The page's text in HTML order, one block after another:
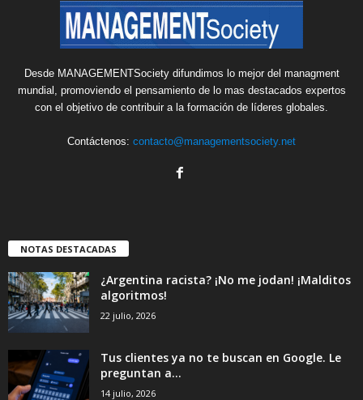
Desde MANAGEMENTSociety difundimos lo mejor del managment
mundial, promoviendo el pensamiento de lo mas destacados expertos
con el objetivo de contribuir a la formación de líderes globales.
Contáctenos: contacto@managementsociety.net
NOTAS DESTACADAS
¿Argentina racista? ¡No me jodan! ¡Malditos
algoritmos!
22 julio, 2026
Tus clientes ya no te buscan en Google. Le
preguntan a...
14 julio, 2026